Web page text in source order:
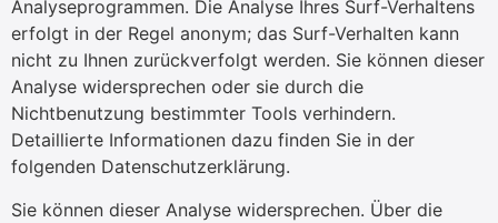
Analyseprogrammen. Die Analyse Ihres Surf-Verhaltens
erfolgt in der Regel anonym; das Surf-Verhalten kann
nicht zu Ihnen zurückverfolgt werden. Sie können dieser
Analyse widersprechen oder sie durch die
Nichtbenutzung bestimmter Tools verhindern.
Detaillierte Informationen dazu finden Sie in der
folgenden Datenschutzerklärung.
Sie können dieser Analyse widersprechen. Über die